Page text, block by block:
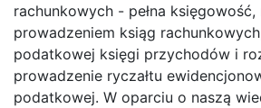
rachunkowych - pełna księgowość,
prowadzeniem ksiąg
podatkowej księgi przychodów i
prowadzenie ryczałtu
podatkowej. W oparciu o naszą